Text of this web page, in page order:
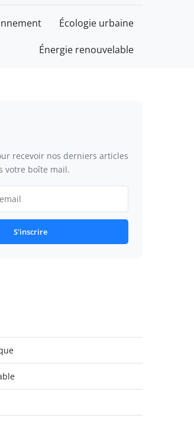
Écologie urbaine
Énergie renouvelable
recevoir nos derniers articles
votre boîte mail.
S'inscrire